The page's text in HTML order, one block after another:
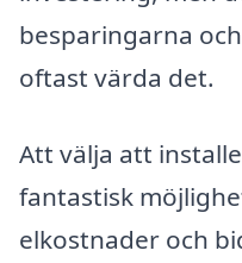
besparingarna
oftast värda det.
Att välja att
fantastisk
elkostnader och